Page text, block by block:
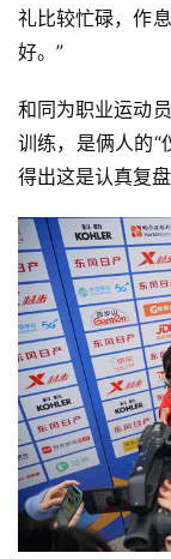
礼比较忙碌，作
好。”
和同为职业运动
训练，是俩人的“
得出这是认真复